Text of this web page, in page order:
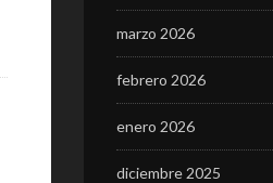
marzo 2026
febrero 2026
enero 2026
diciembre 2025